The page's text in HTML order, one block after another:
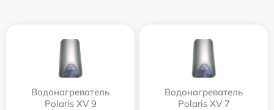
Водонагреватель
Polaris XV 9
Водонагреватель
Polaris XV 7